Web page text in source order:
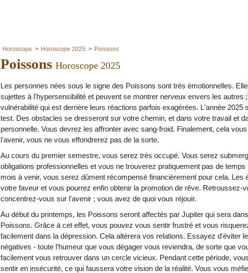
Horoscope Horoscope 2025 Poissons
Poissons Horoscope 2025
Les personnes nées sous le signe des Poissons sont très émotionnelles.
sujettes à l'hypersensibilité et peuvent se montrer nerveux envers les autres
vulnérabilité qui est derrière leurs réactions parfois exagérées. L'année 2025
test. Des obstacles se dresseront sur votre chemin, et dans votre travail et
personnelle. Vous devrez les affronter avec sang-froid. Finalement, cela
l'avenir, vous ne vous effondrerez pas de la sorte.
Au cours du premier semestre, vous serez très occupé. Vous serez
obligations professionnelles et vous ne trouverez pratiquement pas de
mois à venir, vous serez dûment récompensé financièrement pour cela. Les
votre faveur et vous pourrez enfin obtenir la promotion de rêve. Retroussez-
concentrez-vous sur l'avenir ; vous avez de quoi vous réjouir.
Au début du printemps, les Poissons seront affectés par Jupiter qui sera
Poissons. Grâce à cet effet, vous pouvez vous sentir frustré et vous
facilement dans la dépression. Cela altèrera vos relations. Essayez d'éviter
négatives - toute l’humeur que vous dégager vous reviendra, de sorte que
facilement vous retrouver dans un cercle vicieux. Pendant cette période,
sentir en insécurité, ce qui faussera votre vision de la réalité. Vous vous